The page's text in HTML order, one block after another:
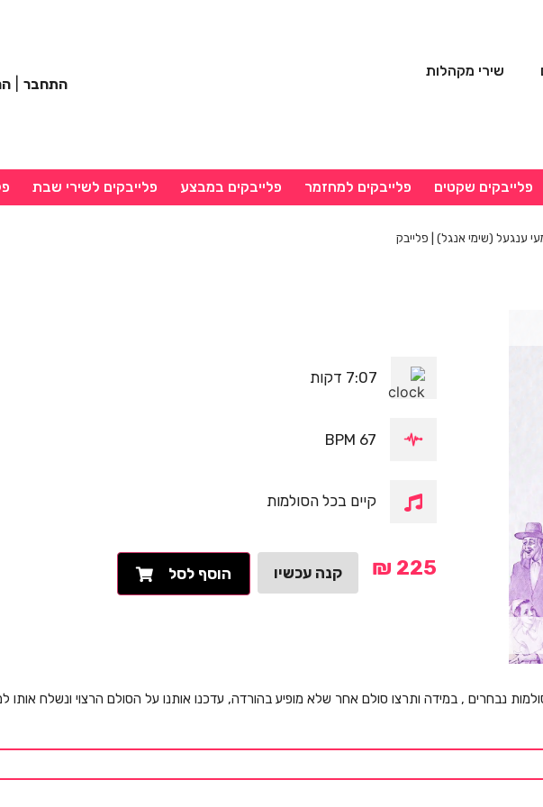
שירי מקהלות
התחבר
פלייבקים שקטים פלייבקים למחזמר פלייבקים במבצע פלייבקים לשירי שבת
ענגעל (שימי אנגל) | פלייבק
7:07 דקות
67 BPM
קיים בכל הסולמות
₪ 225 קנה עכשיו הוסף לסל
נבחרים , במידה ותרצו סולם אחר שלא מופיע בהורדה, עדכנו אותנו על הסולם הרצוי ונשלח